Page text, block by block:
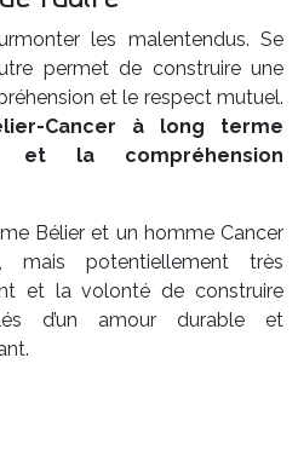
les malentendus. Se
permet de construire une
et le respect mutuel.
Cancer à long terme
et la compréhension
Bélier et un homme Cancer
potentiellement très
et la volonté de construire
d’un amour durable et